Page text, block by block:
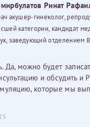
Ринат
акушер-гинеколог,
категории, кандидат
заведующий отделением
Да, можно будет
и обсудить и
которые мы